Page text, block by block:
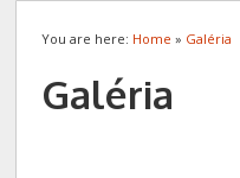
You are here: Home » Galéria
Galéria